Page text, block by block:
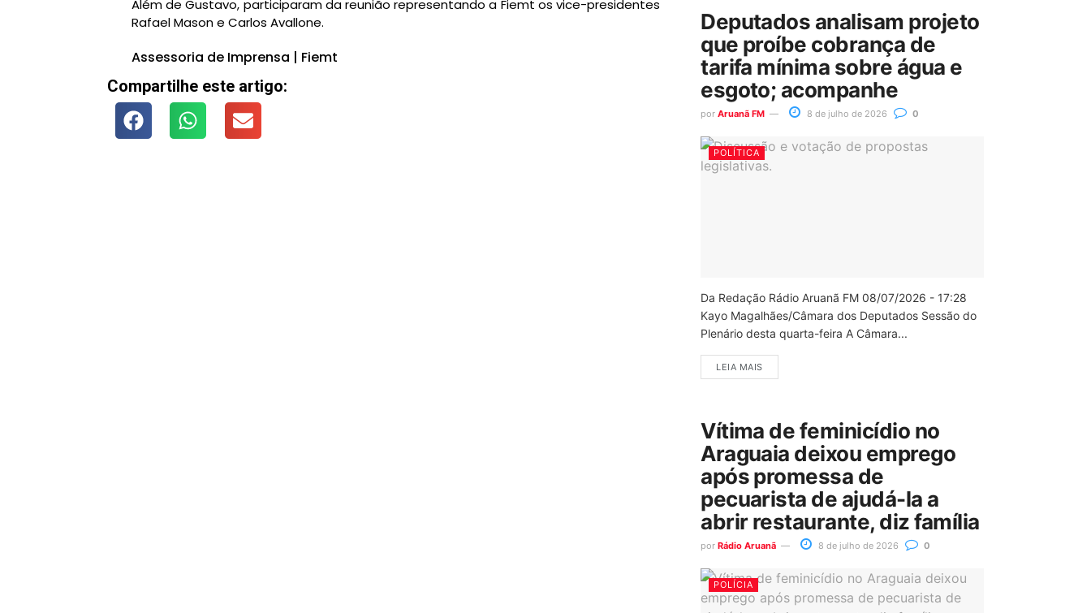
Além de Gustavo, participaram da reunião representando a Fiemt os vice-presidentes
Rafael Mason e Carlos Avallone.
Assessoria de Imprensa | Fiemt
Compartilhe este artigo:
Deputados analisam projeto
que proíbe cobrança de
tarifa mínima sobre água e
esgoto; acompanhe
por Aruanã FM 8 de julho de 2026 0
POLÍTICA
Da Redação Rádio Aruanã FM 08/07/2026 - 17:28
Kayo Magalhães/Câmara dos Deputados Sessão do
Plenário desta quarta-feira A Câmara...
LEIA MAIS
Vítima de feminicídio no
Araguaia deixou emprego
após promessa de
pecuarista de ajudá-la a
abrir restaurante, diz família
por Rádio Aruanã 8 de julho de 2026 0
POLÍCIA